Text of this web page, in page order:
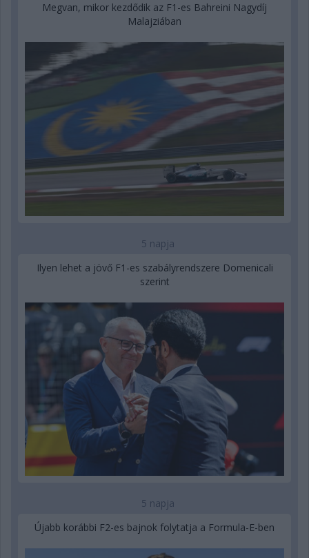
Megvan, mikor kezdődik az F1-es Bahreini Nagydíj
Malajziában
5 napja
Ilyen lehet a jövő F1-es szabályrendszere Domenicali
szerint
5 napja
Újabb korábbi F2-es bajnok folytatja a Formula-E-ben